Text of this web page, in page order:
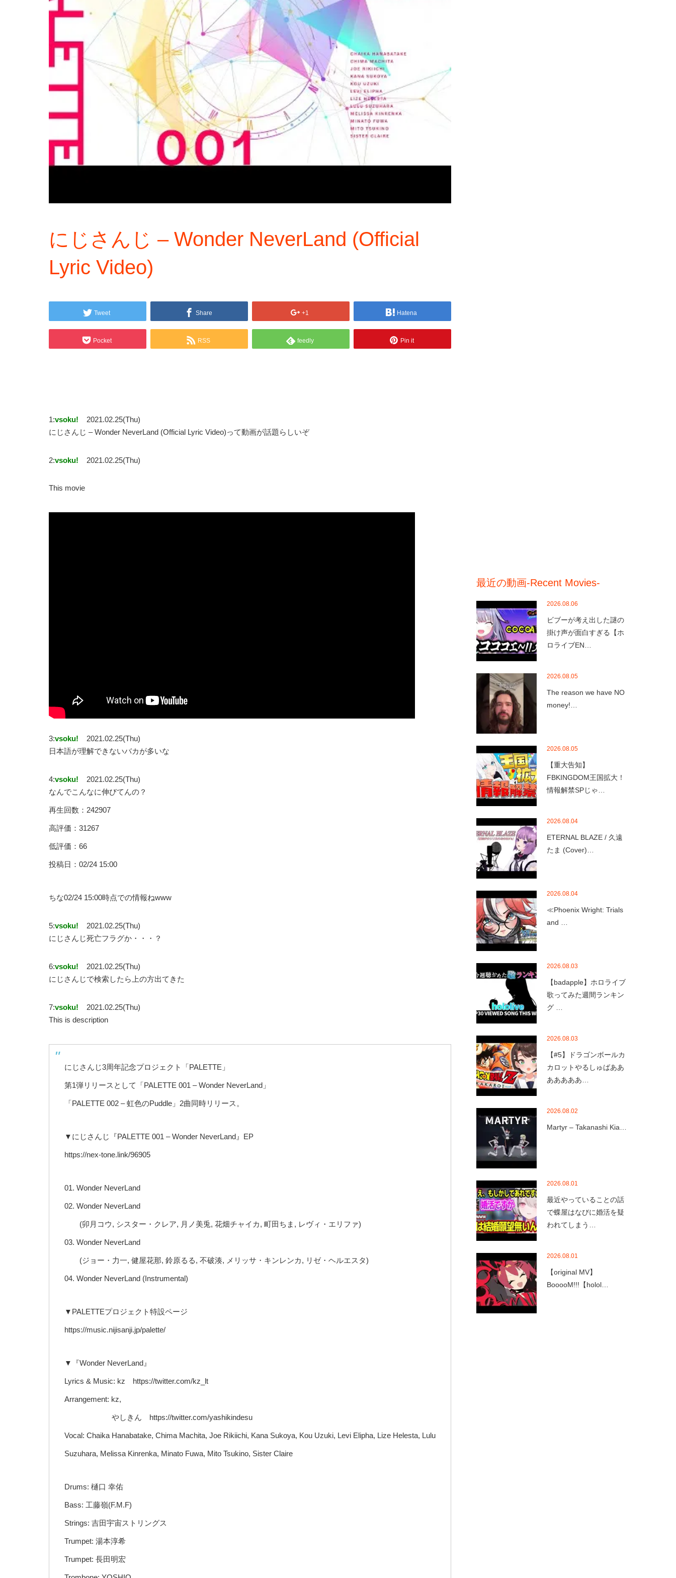
にじさんじ – Wonder NeverLand (Official
Lyric Video)
Tweet Share +1 Hatena
Pocket RSS feedly Pin it
1:vsoku!
2021.02.25(Thu)
にじさんじ – Wonder NeverLand (Official Lyric Video)って動画が話題らしいぞ
2:vsoku! 2021.02.25(Thu)
This movie
3:vsoku!
2021.02.25(Thu)
日本語が理解できないバカが多いな
4:vsoku!
2021.02.25(Thu)
なんでこんなに伸びてんの？
再生回数：242907
高評価：31267
低評価：66
投稿日：02/24 15:00
ちな02/24 15:00時点での情報ねwww
5:vsoku!
2021.02.25(Thu)
にじさんじ死亡フラグか・・・？
6:vsoku!
2021.02.25(Thu)
にじさんじで検索したら上の方出てきた
7:vsoku!
2021.02.25(Thu)
This is description
にじさんじ3周年記念プロジェクト「PALETTE」
第1弾リリースとして「PALETTE 001 – Wonder NeverLand」
「PALETTE 002 – 虹色のPuddle」2曲同時リリース。
▼にじさんじ『PALETTE 001 – Wonder NeverLand』EP
https://nex-tone.link/96905
01. Wonder NeverLand
02. Wonder NeverLand
(卯月コウ, シスター・クレア, 月ノ美兎, 花畑チャイカ, 町田ちま, レヴィ・エリファ)
03. Wonder NeverLand
(ジョー・力一, 健屋花那, 鈴原るる, 不破湊, メリッサ・キンレンカ, リゼ・ヘルエスタ)
04. Wonder NeverLand (Instrumental)
▼PALETTEプロジェクト特設ページ
https://music.nijisanji.jp/palette/
▼『Wonder NeverLand』
Lyrics & Music: kz https://twitter.com/kz_lt
Arrangement: kz,
やしきん https://twitter.com/yashikindesu
Vocal: Chaika Hanabatake, Chima Machita, Joe Rikiichi, Kana Sukoya, Kou Uzuki, Levi Elipha, Lize Helesta, Lulu
Suzuhara, Melissa Kinrenka, Minato Fuwa, Mito Tsukino, Sister Claire
Drums: 樋口 幸佑
Bass: 工藤嶺(F.M.F)
Strings: 吉田宇宙ストリングス
Trumpet: 湯本淳希
Trumpet: 長田明宏
最近の動画-Recent Movies-
2026.08.06
ビブーが考え出した謎の
掛け声が面白すぎる【ホ
ロライブEN…
2026.08.05
The reason we have NO
money!…
2026.08.05
【重大告知】
FBKINGDOM王国拡大！
情報解禁SPじゃ…
2026.08.04
ETERNAL BLAZE / 久遠
たま (Cover)…
2026.08.04
≪Phoenix Wright: Trials
and …
2026.08.03
【badapple】ホロライブ
歌ってみた週間ランキン
グ …
2026.08.03
【#5】ドラゴンボールカ
カロットやるしゅばああ
あああああ…
2026.08.02
Martyr – Takanashi Kia…
2026.08.01
最近やっていることの話
で蝶屋はなびに婚活を疑
われてしまう…
2026.08.01
【original MV】
BooooM!!!【holol…